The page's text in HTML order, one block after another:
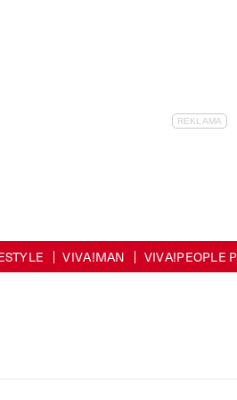
VIVA!MAN VIVA!PEOPLE